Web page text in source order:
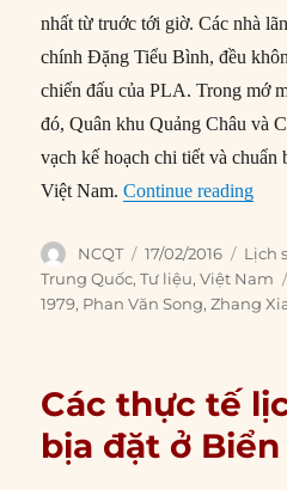
nhất từ truớc tới giờ. Các nhà
chính Đặng Tiểu Bình, đều
chiến đấu của PLA. Trong mớ
đó, Quân khu Quảng Châu và
vạch kế hoạch chi tiết và chuẩn
Việt Nam.Continue reading
Author
NCQT
Posted
on
17/02/2016 Lịch
Trung Quốc,Tư liệu,Việt Nam
1979, Phan Văn Song,Zhang
Các thực tế
bịa đặt ở